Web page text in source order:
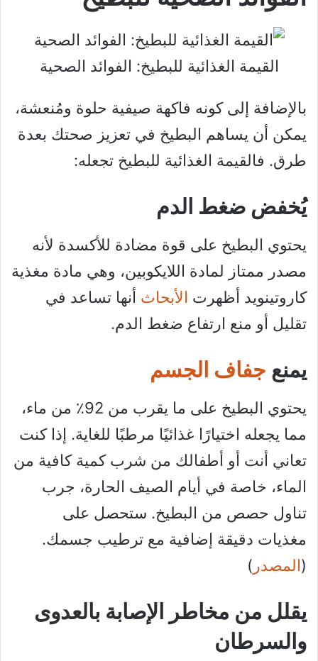
القيمة الغذائية للبطيخ: الفوائد الصحية
بالإضافة إلى كونه فاكهة صيفية حلوة ومُنعشة،
يمكن أن يساهم البطيخ في تعزيز صحتك بعدة
طرق. فالقيمة الغذائية للبطيخ تجعله:
يُخفض ضغط الدم
يحتوي البطيخ على قوة مضادة للأكسدة لأنه
مصدر ممتاز لمادة اللايكوبين، وهي مادة مغذية
كاروتينويد أظهرت الأبحاث أنها تساعد في
تقليل أو منع ارتفاع ضغط الدم.
يمنع جفاف الجسم
يحتوي البطيخ على ما يقرب من 92٪ من ماء،
مما يجعله اختيارًا غذائيًا مرطبًا للغاية. إذا كنت
تعاني أنت أو أطفالك من شرب كمية كافية من
الماء، خاصة في أيام الصيف الحارة، جرب
تناول حصص من البطيخ. ستحصل على
مغذيات دقيقة إضافية مع ترطيب جسمك.
(المصدر )
يقلل من مخاطر الإصابة بالعدوى
والسرطان